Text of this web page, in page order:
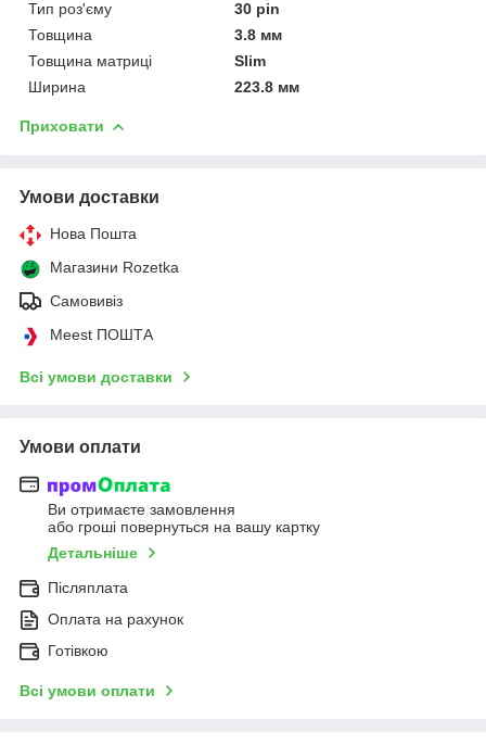
Тип роз'єму
30 pin
Товщина
3.8 мм
Товщина матриці
Slim
Ширина
223.8 мм
Приховати
Умови доставки
Нова Пошта
Магазини Rozetka
Самовивіз
Meest ПОШТА
Всі умови доставки
Умови оплати
Ви отримаєте замовлення
або гроші повернуться на вашу картку
Детальніше
Післяплата
Оплата на рахунок
Готівкою
Всі умови оплати